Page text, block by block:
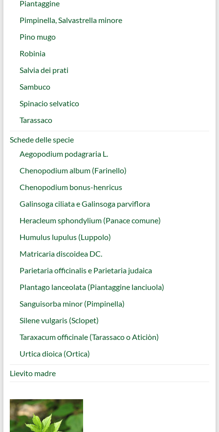
Piantaggine
Pimpinella, Salvastrella minore
Pino mugo
Robinia
Salvia dei prati
Sambuco
Spinacio selvatico
Tarassaco
Schede delle specie
Aegopodium podagraria L.
Chenopodium album (Farinello)
Chenopodium bonus-henricus
Galinsoga ciliata e Galinsoga parviflora
Heracleum sphondylium (Panace comune)
Humulus lupulus (Luppolo)
Matricaria discoidea DC.
Parietaria officinalis e Parietaria judaica
Plantago lanceolata (Piantaggine lanciuola)
Sanguisorba minor (Pimpinella)
Silene vulgaris (Sclopet)
Taraxacum officinale (Tarassaco o Aticiòn)
Urtica dioica (Ortica)
Lievito madre